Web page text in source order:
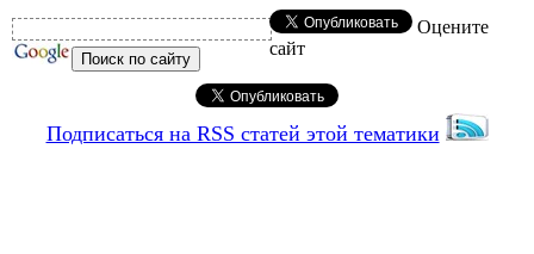
Оцените
сайт
Подписаться на RSS статей этой тематики